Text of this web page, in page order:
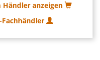
anzeigen